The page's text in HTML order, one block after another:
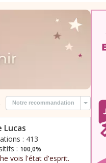
Notre recommandation